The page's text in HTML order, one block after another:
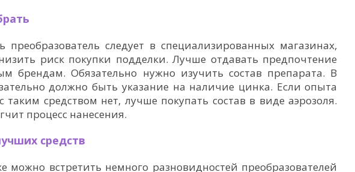
преобразователь следует в специализированных магазинах,
риск покупки подделки. Лучше отдавать предпочтение
брендам. Обязательно нужно изучить состав препарата. В
должно быть указание на наличие цинка. Если опыта
таким средством нет, лучше покупать состав в виде аэрозоля.
процесс нанесения.
средств
можно встретить немного разновидностей преобразователей